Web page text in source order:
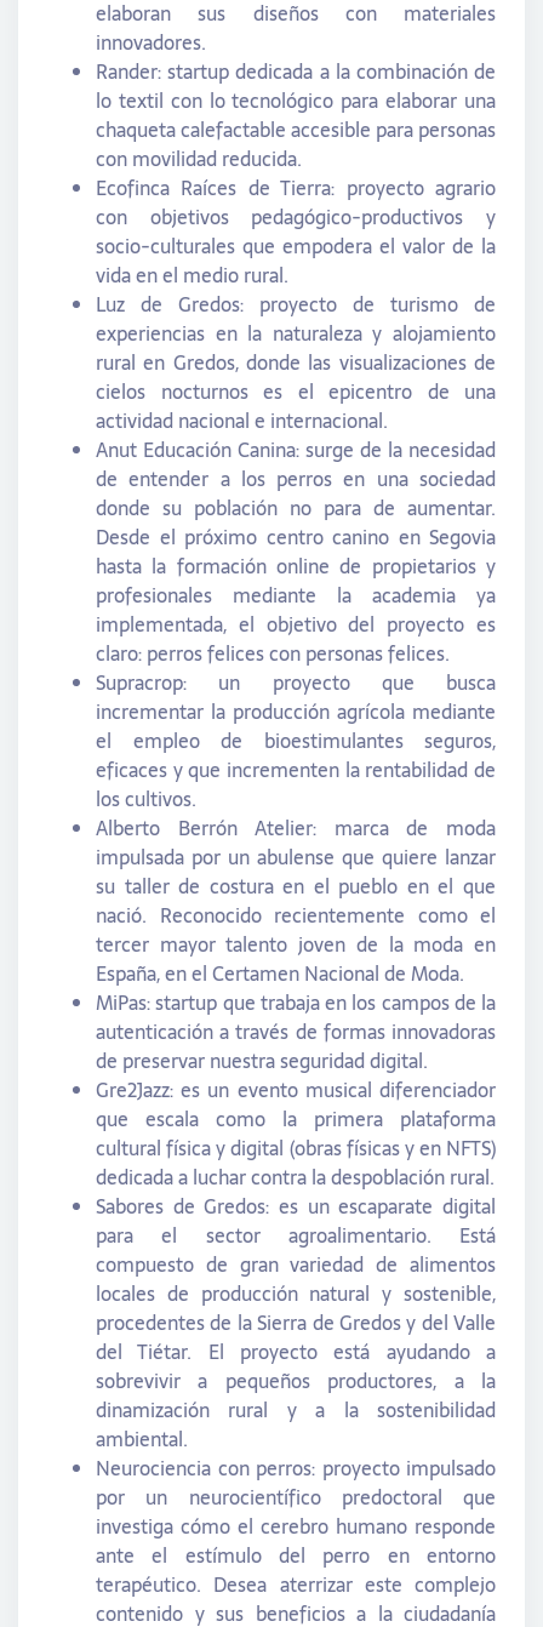
elaboran sus diseños con materiales
innovadores.
Rander: startup dedicada a la combinación de
lo textil con lo tecnológico para elaborar una
chaqueta calefactable accesible para personas
con movilidad reducida.
Ecofinca Raíces de Tierra: proyecto agrario
con objetivos pedagógico-productivos y
socio-culturales que empodera el valor de la
vida en el medio rural.
Luz de Gredos: proyecto de turismo de
experiencias en la naturaleza y alojamiento
rural en Gredos, donde las visualizaciones de
cielos nocturnos es el epicentro de una
actividad nacional e internacional.
Anut Educación Canina: surge de la necesidad
de entender a los perros en una sociedad
donde su población no para de aumentar.
Desde el próximo centro canino en Segovia
hasta la formación online de propietarios y
profesionales mediante la academia ya
implementada, el objetivo del proyecto es
claro: perros felices con personas felices.
Supracrop: un proyecto que busca
incrementar la producción agrícola mediante
el empleo de bioestimulantes seguros,
eficaces y que incrementen la rentabilidad de
los cultivos.
Alberto Berrón Atelier: marca de moda
impulsada por un abulense que quiere lanzar
su taller de costura en el pueblo en el que
nació. Reconocido recientemente como el
tercer mayor talento joven de la moda en
España, en el Certamen Nacional de Moda.
MiPas: startup que trabaja en los campos de la
autenticación a través de formas innovadoras
de preservar nuestra seguridad digital.
Gre2Jazz: es un evento musical diferenciador
que escala como la primera plataforma
cultural física y digital (obras físicas y en NFTS)
dedicada a luchar contra la despoblación rural.
Sabores de Gredos: es un escaparate digital
para el sector agroalimentario. Está
compuesto de gran variedad de alimentos
locales de producción natural y sostenible,
procedentes de la Sierra de Gredos y del Valle
del Tiétar. El proyecto está ayudando a
sobrevivir a pequeños productores, a la
dinamización rural y a la sostenibilidad
ambiental.
Neurociencia con perros: proyecto impulsado
por un neurocientífico predoctoral que
investiga cómo el cerebro humano responde
ante el estímulo del perro en entorno
terapéutico. Desea aterrizar este complejo
contenido y sus beneficios a la ciudadanía